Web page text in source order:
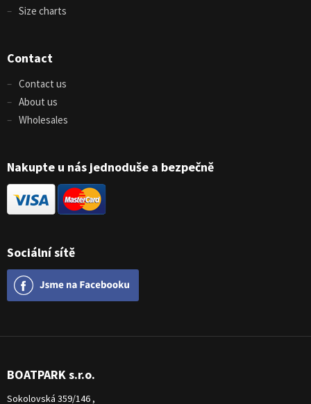
Sociální sítě
Size charts
Contact
Contact us
About us
Wholesales
Nakupte u nás jednoduše a bezpečně
BOATPARK s.r.o.
Sokolovská 359/146 ,